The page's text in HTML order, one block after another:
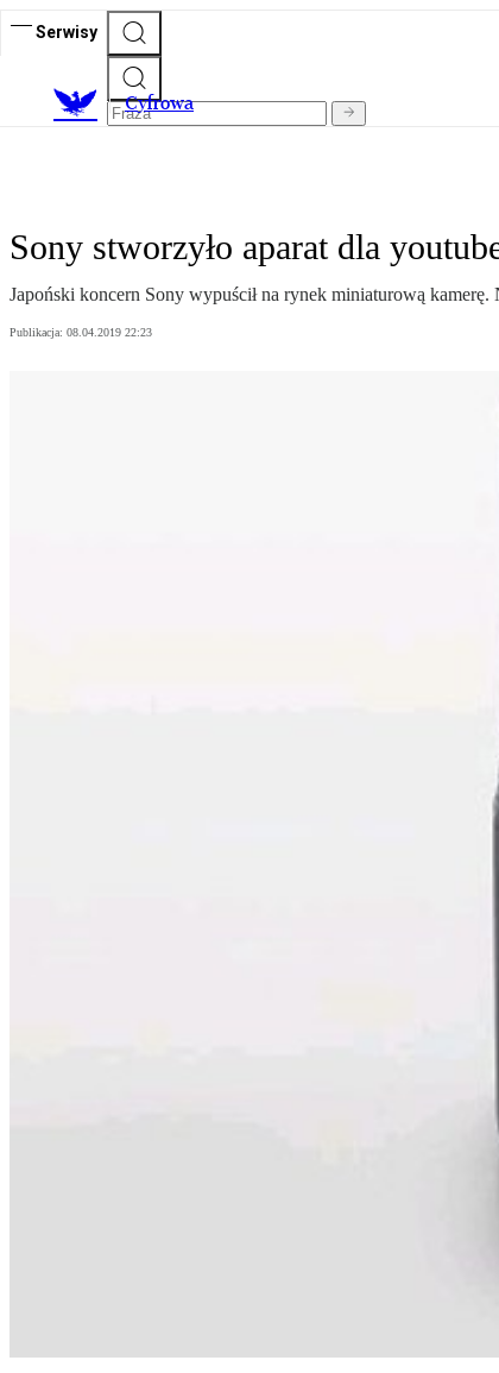
Serwisy
Cyfrowa
Sony stworzyło aparat dla
Japoński koncern Sony wypuścił na rynek miniaturową
Publikacja: 08.04.2019 22:23